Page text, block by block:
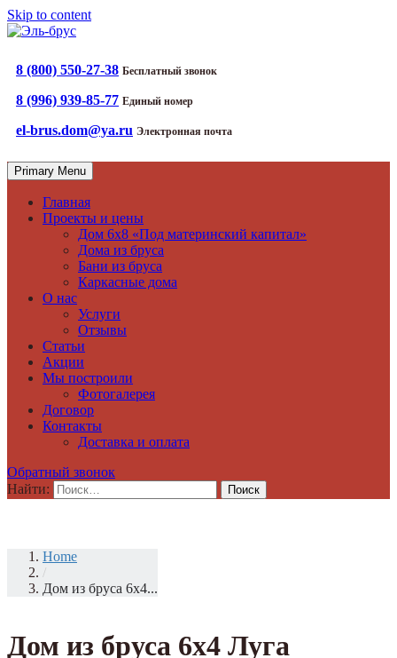
Skip to content
Эль-брус
8 (800) 550-27-38 Бесплатный звонок
8 (996) 939-85-77 Единый номер
el-brus.dom@ya.ru Электронная почта
Primary Menu
Главная
Проекты и цены
Дом 6х8 «Под материнский капитал»
Дома из бруса
Бани из бруса
Каркасные дома
О нас
Услуги
Отзывы
Статьи
Акции
Мы построили
Фотогалерея
Договор
Контакты
Доставка и оплата
Обратный звонок
Найти:
Home
/
Дом из бруса 6х4...
Дом из бруса 6х4 Луга